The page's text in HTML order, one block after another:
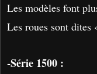
Les modèles font
Les roues sont dites
-Série 1500 :